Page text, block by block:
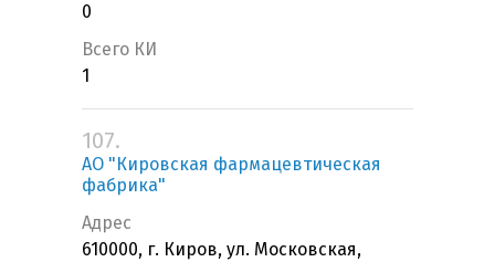
0
Всего КИ
1
107.
АО "Кировская фармацевтическая
фабрика"
Адрес
610000, г. Киров, ул. Московская,